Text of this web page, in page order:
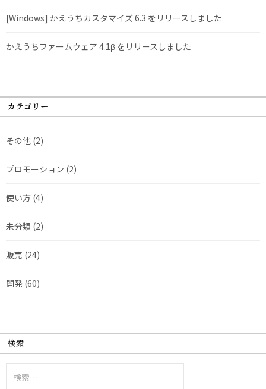
[Windows] かえうちカスタマイズ 6.3 をリリースしました
かえうちファームウェア 4.1β をリリースしました
カテゴリー
その他 (2)
プロモーション (2)
使い方 (4)
未分類 (2)
販売 (24)
開発 (60)
検索
索: